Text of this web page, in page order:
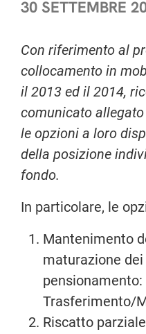
30 SETTEMBRE
Con riferimento al
collocamento in
il 2013 ed il 2014,
comunicato
le opzioni a loro
della posizione
fondo.
In particolare, le
Mantenimento
maturazione
Trasferimento/
Riscatto